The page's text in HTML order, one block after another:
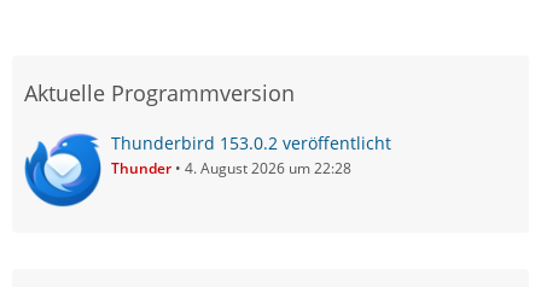
Aktuelle Programmversion
Thunderbird 153.0.2 veröffentlicht
Thunder 4. August 2026 um 22:28